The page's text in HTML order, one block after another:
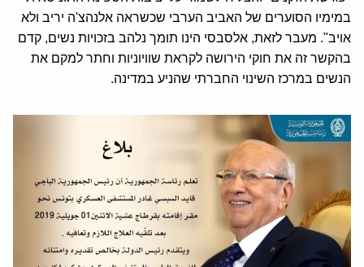
במימיו הסוערים של האביב הערבי שכשראה אלנהצ'ה יריב ולא
אויב". מעבר לזאת, אלסבסי הינו תומך נלהב בזכויות נשים, קדם
בהקשר זה את חוקי הירושה לקראת שוויוניות וחתר למקם את
הנשים במרכז השינוי החברתי שהניע במדינה.